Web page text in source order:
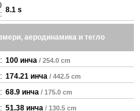
8.1 s
аеродинамика и тегло
100 инча / 254.0 cm
174.21 инча / 442.5 cm
68.9 инча / 175.0 cm
51.38 инча / 130.5 cm